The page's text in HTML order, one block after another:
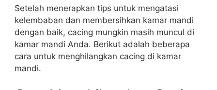
Setelah menerapkan tips untuk mengatasi
kelembaban dan membersihkan kamar mandi
dengan baik, cacing mungkin masih muncul di
kamar mandi Anda. Berikut adalah beberapa
cara untuk menghilangkan cacing di kamar
mandi.